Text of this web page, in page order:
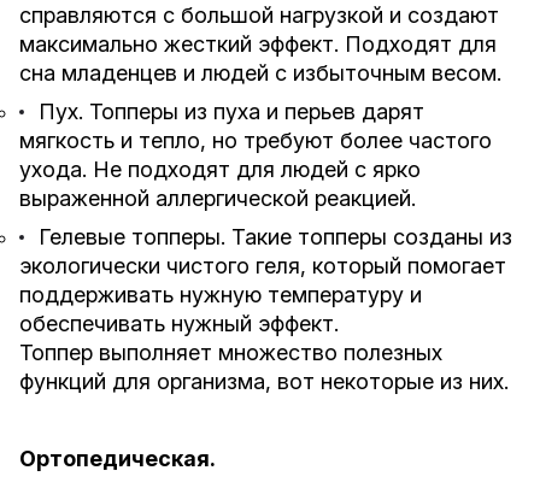
справляются с большой нагрузкой и создают
максимально жесткий эффект. Подходят для
сна младенцев и людей с избыточным весом.
Пух. Топперы из пуха и перьев дарят
мягкость и тепло, но требуют более частого
ухода. Не подходят для людей с ярко
выраженной аллергической реакцией.
Гелевые топперы. Такие топперы созданы из
экологически чистого геля, который помогает
поддерживать нужную температуру и
обеспечивать нужный эффект.
Топпер выполняет множество полезных
функций для организма, вот некоторые из них.
Ортопедическая.